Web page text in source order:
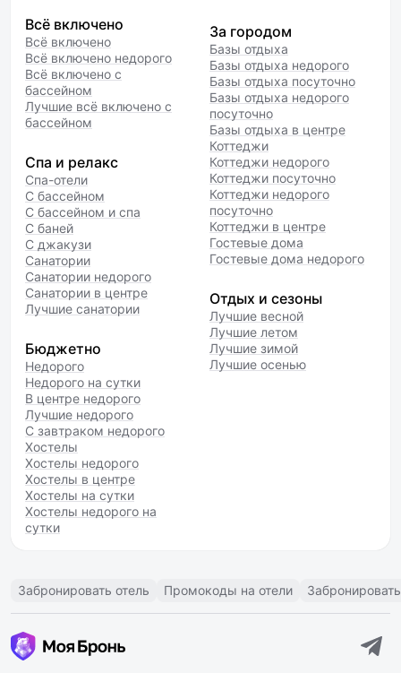
Всё включено
Всё включено
Всё включено недорого
Всё включено с
бассейном
Лучшие всё включено с
бассейном
Спа и релакс
Спа-отели
С бассейном
С бассейном и спа
С баней
С джакузи
Санатории
Санатории недорого
Санатории в центре
Лучшие санатории
Бюджетно
Недорого
Недорого на сутки
В центре недорого
Лучшие недорого
С завтраком недорого
Хостелы
Хостелы недорого
Хостелы в центре
Хостелы на сутки
Хостелы недорого на
сутки
За городом
Базы отдыха
Базы отдыха недорого
Базы отдыха посуточно
Базы отдыха недорого
посуточно
Базы отдыха в центре
Коттеджи
Коттеджи недорого
Коттеджи посуточно
Коттеджи недорого
посуточно
Коттеджи в центре
Гостевые дома
Гостевые дома недорого
Отдых и сезоны
Лучшие весной
Лучшие летом
Лучшие зимой
Лучшие осенью
Забронировать отель Промокоды на отели